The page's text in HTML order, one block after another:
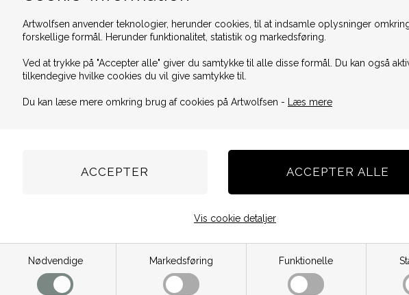
Artwolfsen anvender teknologier, herunder cookies, til at indsamle oplysninger
forskellige formål. Herunder funktionalitet, statistik og markedsføring.
Ved at trykke på "Accepter alle" giver du samtykke til alle disse formål. Du kan også
tilkendegive hvilke cookies du vil give samtykke til.
Du kan læse mere omkring brug af cookies på Artwolfsen - Læs mere
Nødvendige Markedsføring Funktionelle
Vis cookie detaljer